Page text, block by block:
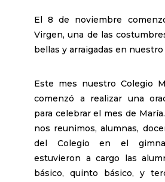
El 8 de noviembre
Virgen, una de las
bellas y arraigadas en nuestro
Este mes nuestro Colegio
comenzó a realizar una
para celebrar el mes de
nos reunimos, alumnas,
del Colegio en el
estuvieron a cargo las
básico, quinto básico, y